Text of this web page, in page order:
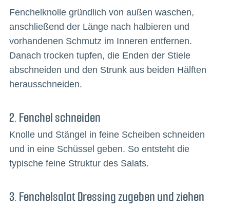
Fenchelknolle gründlich von außen waschen,
anschließend der Länge nach halbieren und
vorhandenen Schmutz im Inneren entfernen.
Danach trocken tupfen, die Enden der Stiele
abschneiden und den Strunk aus beiden Hälften
herausschneiden.
2. Fenchel schneiden
Knolle und Stängel in feine Scheiben schneiden
und in eine Schüssel geben. So entsteht die
typische feine Struktur des Salats.
3. Fenchelsalat Dressing zugeben und ziehen